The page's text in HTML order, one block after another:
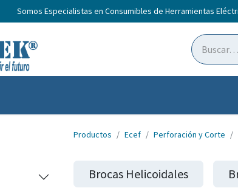
Somos Especialistas en Consumibles de Herramientas
Productos Ecef Perforación y Corte
Brocas Helicoidales